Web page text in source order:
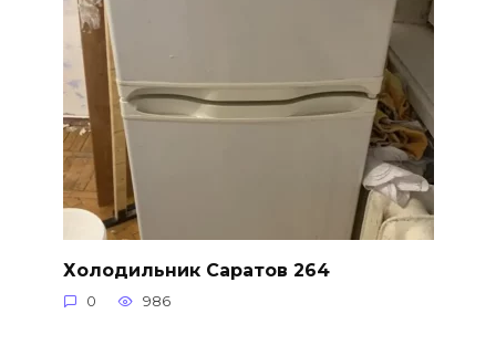
Холодильник Саратов 264
0 986